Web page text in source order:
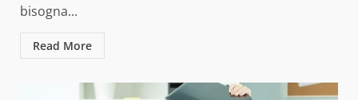
bisogna...
Read More